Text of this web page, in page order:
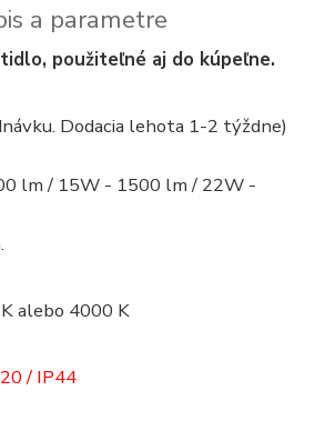
a parametre
použiteľné aj do kúpeľne.
Dodacia lehota 1-2 týždne)
lm / 15W - 1500 lm / 22W -
alebo 4000 K
/ IP44